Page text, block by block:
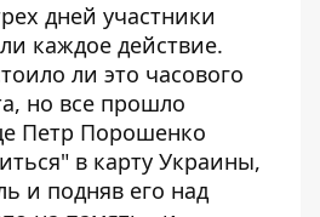
дней участники
каждое действие.
ли это часового
но все прошло
Петр Порошенко
в карту Украины,
и подняв его над